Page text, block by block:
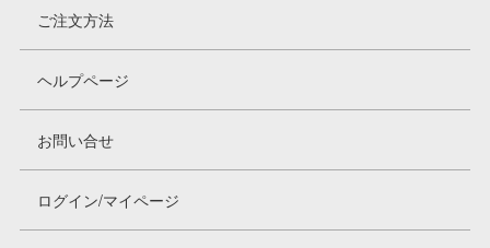
ご注文方法
ヘルプページ
お問い合せ
ログイン/マイページ